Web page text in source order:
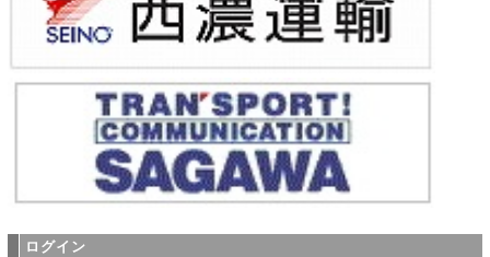
ログイン